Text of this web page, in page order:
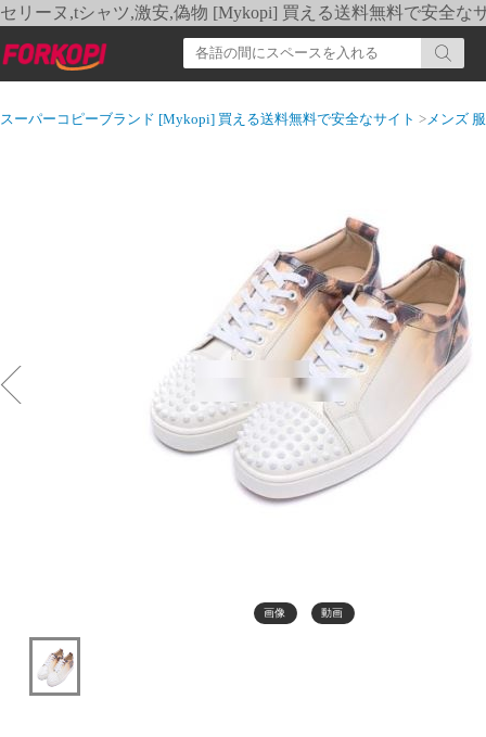
セリーヌ,tシャツ,激安,偽物 [Mykopi] 買える送料無料で安全な
スーパーコピーブランド [Mykopi] 買える送料無料で安全なサイト >メンズ 服
画像 動画